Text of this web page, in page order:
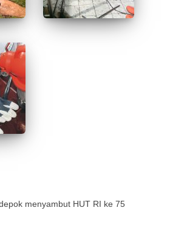
menyambut HUT RI ke 75